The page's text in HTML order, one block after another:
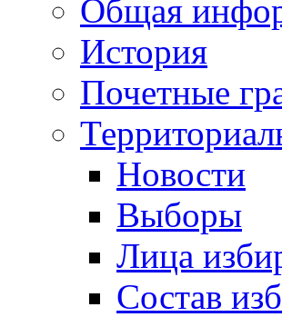
Общая
История
Почетные
Новости
Выборы
Лица
Состав